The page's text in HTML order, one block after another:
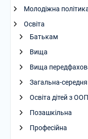
Молодіжна
Освіта
Батькам
Вища
Вища
Загальна-середня
Освіта дітей з ООП
Позашкільна
Професійна